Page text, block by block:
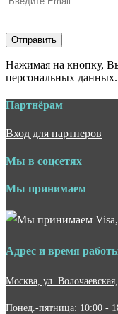
Нажимая на кнопку, Вы
персональных
Партнёрам
Вход для партнеров
Мы в соцсетях
Мы принимаем
Адрес и время
Москва, ул.
Понед.-пятница: 10:00 -